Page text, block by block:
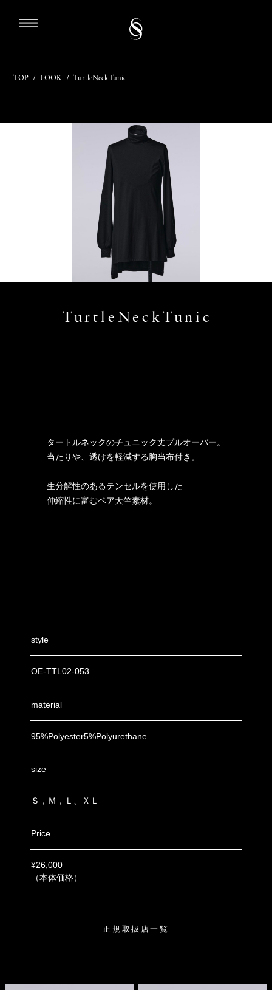
TOP / LOOK / TurtleNeckTunic
TurtleNeckTunic
タートルネックのチュニック丈プルオーバー。
当たりや、透けを軽減する胸当布付き。
生分解性のあるテンセルを使用した
伸縮性に富むベア天竺素材。
style
OE-TTL02-053
material
95%Polyester5%Polyurethane
size
Ｓ，Ｍ，Ｌ、ＸＬ
Price
¥26,000
（本体価格）
正規取扱店一覧